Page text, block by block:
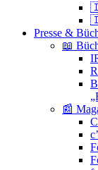
Presse &
📖
📰